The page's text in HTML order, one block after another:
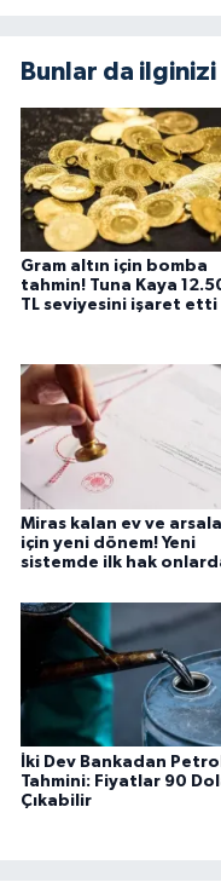
Bunlar da
Gram altın için bomba
tahmin! Tuna Kaya
TL seviyesini işaret etti
Miras kalan ev ve
için yeni dönem! Yeni
sistemde ilk hak
İki Dev Bankadan Petrol
Tahmini: Fiyatlar 90
Çıkabilir